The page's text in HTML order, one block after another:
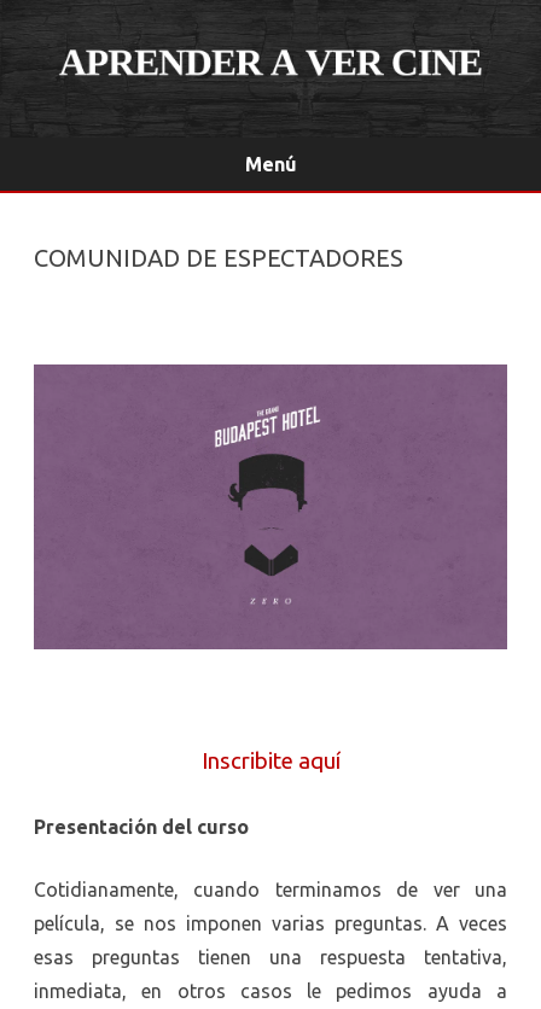
Menú
COMUNIDAD DE ESPECTADORES
Inscribite aquí
Presentación del curso
Cotidianamente, cuando terminamos de ver una
película, se nos imponen varias preguntas. A veces
esas preguntas tienen una respuesta tentativa,
inmediata, en otros casos le pedimos ayuda a